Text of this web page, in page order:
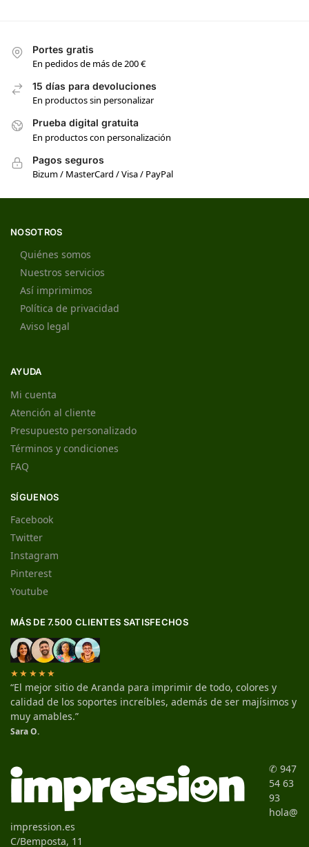
Portes gratis
En pedidos de más de 200 €
15 días para devoluciones
En productos sin personalizar
Prueba digital gratuita
En productos con personalización
Pagos seguros
Bizum / MasterCard / Visa / PayPal
NOSOTROS
Quiénes somos
Nuestros servicios
Así imprimimos
Política de privacidad
Aviso legal
AYUDA
Mi cuenta
Atención al cliente
Presupuesto personalizado
Términos y condiciones
FAQ
SÍGUENOS
Facebook
Twitter
Instagram
Pinterest
Youtube
MÁS DE 7.500 CLIENTES SATISFECHOS
★★★★★
“El mejor sitio de Aranda para imprimir de todo, colores y
calidad de los soportes increíbles, además de ser majísimos y
muy amables.”
Sara O.
✆ 947
54 63
93
hola@
impression.es
C/Bemposta, 11